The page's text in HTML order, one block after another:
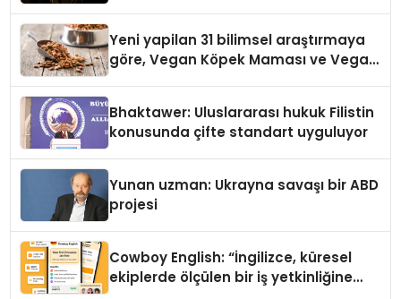
Yeni yapilan 31 bilimsel araştırmaya
göre, Vegan Köpek Maması ve Vegan
Bhaktawer: Uluslararası hukuk Filistin
konusunda çifte standart uyguluyor
Yunan uzman: Ukrayna savaşı bir ABD
projesi
Cowboy English: “İngilizce, küresel
ekiplerde ölçülen bir iş yetkinliğine